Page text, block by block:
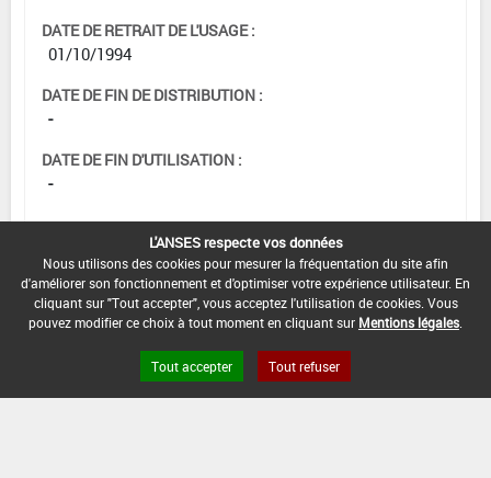
DATE DE RETRAIT DE L'USAGE :
01/10/1994
DATE DE FIN DE DISTRIBUTION :
-
DATE DE FIN D'UTILISATION :
-
L'ANSES respecte vos données
Nous utilisons des cookies pour mesurer la fréquentation du site afin
d'améliorer son fonctionnement et d'optimiser votre expérience utilisateur. En
cliquant sur "Tout accepter", vous acceptez l'utilisation de cookies. Vous
pouvez modifier ce choix à tout moment en cliquant sur Mentions légales
Tout accepter Tout refuser